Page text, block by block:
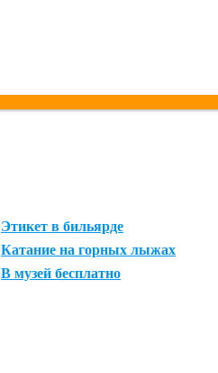
Этикет в бильярде
Катание на горных лыжах
В музей бесплатно